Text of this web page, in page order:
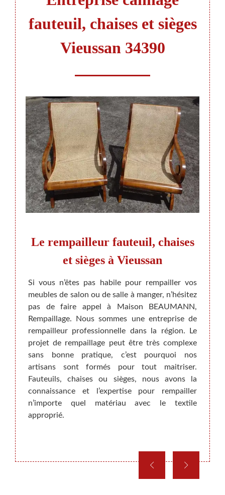
fauteuil, chaises et sièges
Vieussan 34390
tout
un
chez
nous
le
de
Le rempailleur fauteuil, chaises
et sièges à Vieussan
Si vous n’êtes pas habile pour rempailler vos
meubles de salon ou de salle à manger, n’hésitez
pas de faire appel à Maison BEAUMANN,
Rempaillage. Nous sommes une entreprise de
rempailleur professionnelle dans la région. Le
projet de rempaillage peut être très complexe
sans bonne pratique, c’est pourquoi nos
artisans sont formés pour tout maitriser.
Fauteuils, chaises ou sièges, nous avons la
connaissance et l’expertise pour rempailler
n’importe quel matériau avec le textile
approprié.
bien